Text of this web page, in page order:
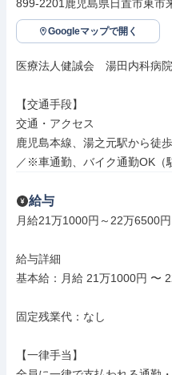
899-2201鹿児島県日置市東市
Googleマップで開く
医療法人健誠会　湯田内科病院
【交通手段】
交通・アクセス
鹿児島本線、湯之元駅から徒
／※車通勤、バイク通勤OK（
給与
月給21万1000円～22万6500円
給与詳細
基本給：月給 21万1000円 〜
固定残業代：なし
【一律手当】